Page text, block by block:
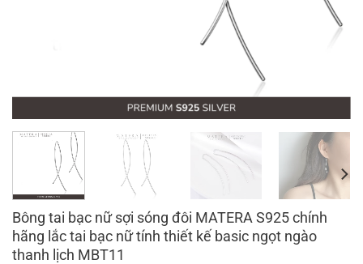
Bông tai bạc nữ sợi sóng đôi MATERA S925 chính
hãng lắc tai bạc nữ tính thiết kế basic ngọt ngào
thanh lịch MBT11